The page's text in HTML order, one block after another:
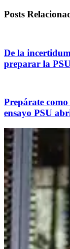
Posts
De la
preparar la
Prepárate
ensayo PSU